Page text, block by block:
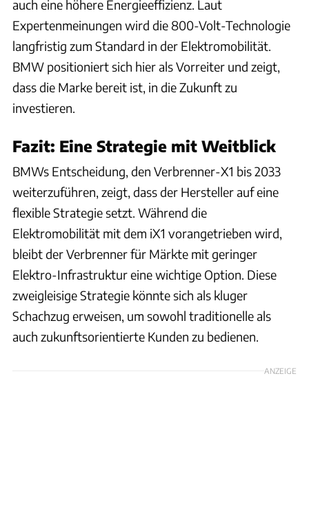
auch eine höhere Energieeffizienz. Laut
Expertenmeinungen wird die 800-Volt-Technologie
langfristig zum Standard in der Elektromobilität.
BMW positioniert sich hier als Vorreiter und zeigt,
dass die Marke bereit ist, in die Zukunft zu
investieren.
Fazit: Eine Strategie mit Weitblick
BMWs Entscheidung, den Verbrenner-X1 bis 2033
weiterzuführen, zeigt, dass der Hersteller auf eine
flexible Strategie setzt. Während die
Elektromobilität mit dem iX1 vorangetrieben wird,
bleibt der Verbrenner für Märkte mit geringer
Elektro-Infrastruktur eine wichtige Option. Diese
zweigleisige Strategie könnte sich als kluger
Schachzug erweisen, um sowohl traditionelle als
auch zukunftsorientierte Kunden zu bedienen.
ANZEIGE